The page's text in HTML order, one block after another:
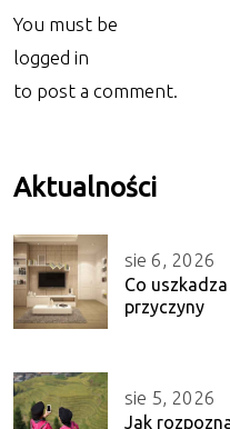
You must be
logged in
to post a comment.
Aktualności
sie 6, 2026
Co
przyczyny
sie 5, 2026
Jak